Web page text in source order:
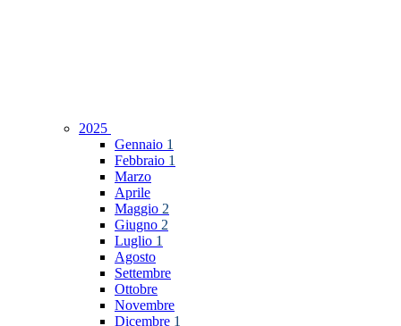
2025
Gennaio 1
Febbraio 1
Marzo
Aprile
Maggio 2
Giugno 2
Luglio 1
Agosto
Settembre
Ottobre
Novembre
Dicembre 1